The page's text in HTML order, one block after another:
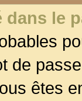
le
de
êtes